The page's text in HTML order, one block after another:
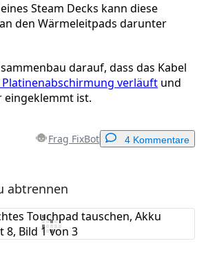
Steam Decks kann diese
den Wärmeleitpads darunter
darauf, dass das Kabel
verläuft und
ist.
Frag FixBot 4 Kommentare
Kommentar hinzufügen
abtrennen